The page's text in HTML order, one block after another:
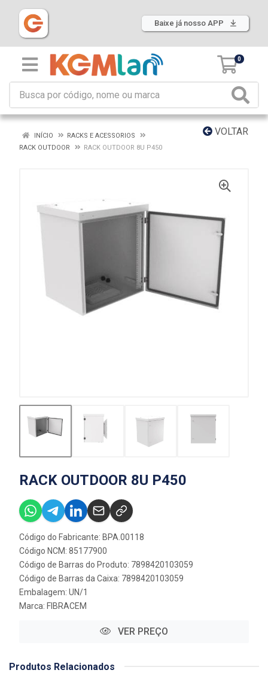
Baixe já nosso APP
0
VOLTAR
INÍCIO
RACKS E ACESSORIOS
RACK OUTDOOR
RACK OUTDOOR 8U P450
RACK OUTDOOR 8U P450
Código do Fabricante: BPA.00118
Código NCM: 85177900
Código de Barras do Produto: 7898420103059
Código de Barras da Caixa: 7898420103059
Embalagem: UN/1
Marca: FIBRACEM
VER PREÇO
Produtos Relacionados